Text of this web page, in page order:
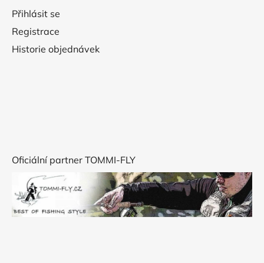
Přihlásit se
Registrace
Historie objednávek
Oficiální partner TOMMI-FLY